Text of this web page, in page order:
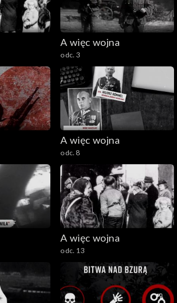
A więc wojna
odc. 3
A więc wojna
odc. 8
A więc wojna
odc. 13